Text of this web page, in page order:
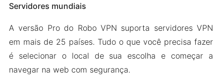
Servidores mundiais
A versão Pro do Robo VPN suporta servidores VPN
em mais de 25 países. Tudo o que você precisa fazer
é selecionar o local de sua escolha e começar a
navegar na web com segurança.